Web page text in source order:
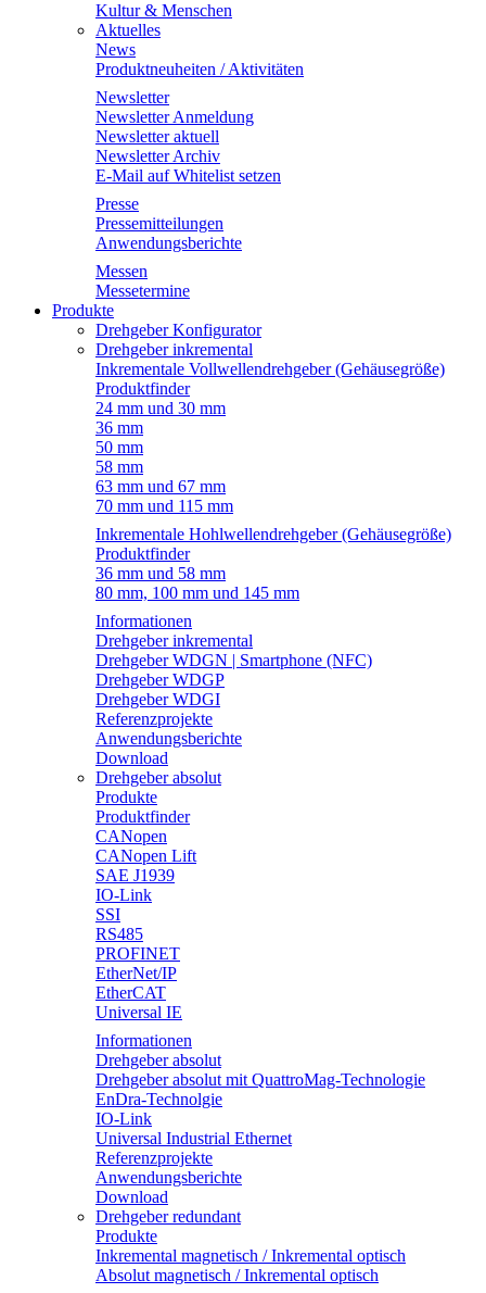
Kultur & Menschen
Aktuelles
News
Produktneuheiten / Aktivitäten
Newsletter
Newsletter Anmeldung
Newsletter aktuell
Newsletter Archiv
E-Mail auf Whitelist setzen
Presse
Pressemitteilungen
Anwendungsberichte
Messen
Messetermine
Produkte
Drehgeber Konfigurator
Drehgeber inkremental
Inkrementale Vollwellendrehgeber (Gehäusegröße)
Produktfinder
24 mm und 30 mm
36 mm
50 mm
58 mm
63 mm und 67 mm
70 mm und 115 mm
Inkrementale Hohlwellendrehgeber (Gehäusegröße)
Produktfinder
36 mm und 58 mm
80 mm, 100 mm und 145 mm
Informationen
Drehgeber inkremental
Drehgeber WDGN | Smartphone (NFC)
Drehgeber WDGP
Drehgeber WDGI
Referenzprojekte
Anwendungsberichte
Download
Drehgeber absolut
Produkte
Produktfinder
CANopen
CANopen Lift
SAE J1939
IO-Link
SSI
RS485
PROFINET
EtherNet/IP
EtherCAT
Universal IE
Informationen
Drehgeber absolut
Drehgeber absolut mit QuattroMag-Technologie
EnDra-Technolgie
IO-Link
Universal Industrial Ethernet
Referenzprojekte
Anwendungsberichte
Download
Drehgeber redundant
Produkte
Inkremental magnetisch / Inkremental optisch
Absolut magnetisch / Inkremental optisch